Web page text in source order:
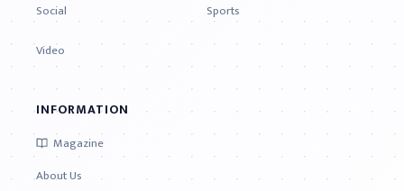
Social
Sports
Video
INFORMATION
Magazine
About Us